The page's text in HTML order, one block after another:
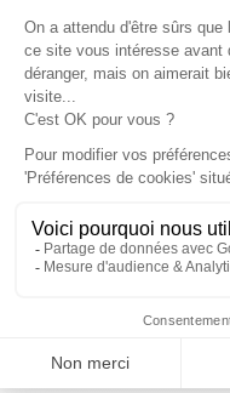
Coloris Blue
apaisante et
Finition
drainage de
sensation de
passer sans
usage quotidien